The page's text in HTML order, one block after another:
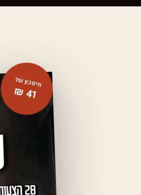
חיסכון של
4
1₪